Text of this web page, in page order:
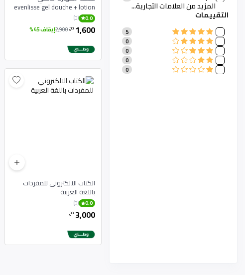
Bosch
Dyson
Whirlpool
0
Samsung Home
0
LG Appliances
0
IKEA
0
Tefal
0
Moulinex
0
المزيد من العلامات التجارية...
التقييمات
5
0
0
0
0
evenlisse gel douche + lotion
0.0
(0)
1,600 دج2,900إيقاف 45%
الكتاب الالكتروني للمفردات
باللغة العربية
0.0
(0)
3,000 دج